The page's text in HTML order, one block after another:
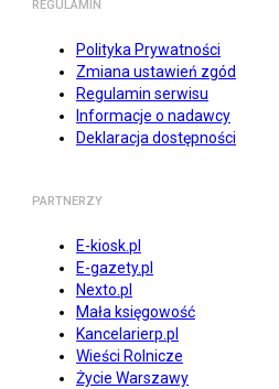
REGULAMIN
Polityka Prywatności
Zmiana ustawień zgód
Regulamin serwisu
Informacje o nadawcy
Deklaracja dostępności
PARTNERZY
E-kiosk.pl
E-gazety.pl
Nexto.pl
Mała księgowość
Kancelarierp.pl
Wieści Rolnicze
Życie Warszawy